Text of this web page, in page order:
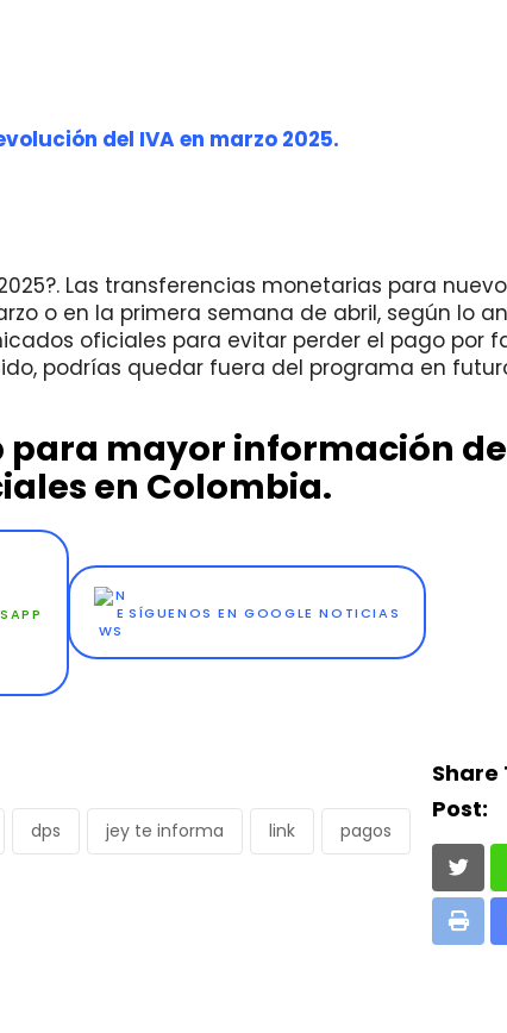
del IVA en marzo 2025.
Las transferencias monetarias para
o en la primera semana de abril, según lo
oficiales para evitar perder el pago por
podrías quedar fuera del programa en
para mayor información
en Colombia.
SÍGUENOS EN GOOGLE NOTICIAS
dps jey te informa link pagos
Share
Post:
Print